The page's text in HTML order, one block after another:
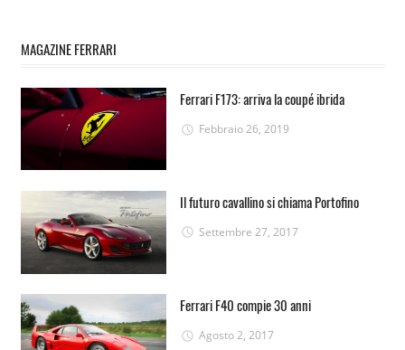
MAGAZINE FERRARI
Ferrari F173: arriva la coupé ibrida
Febbraio 26, 2019
Il futuro cavallino si chiama Portofino
Settembre 27, 2017
Ferrari F40 compie 30 anni
Agosto 2, 2017